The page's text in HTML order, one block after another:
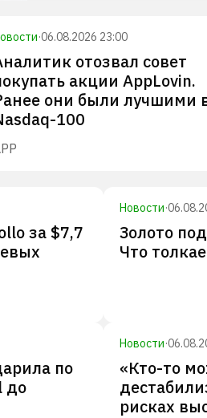
·06.08.2026 23:00
отозвал совет
акции AppLovin.
они были лучшими
100
за $7,7
Новости·
Золото
Что
по
до
Новости·
«Кто-то
рисках